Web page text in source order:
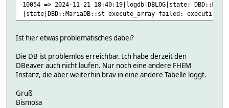
10054 => 2024-11-21 18:40:19|logdb|DBLOG|state:
|state|DBD::MariaDB::st execute_array failed: executing
Ist hier etwas problematisches dabei?
Die DB ist problemlos erreichbar. Ich habe derzeit den
DBeaver auch nicht laufen. Nur noch eine andere FHEM
Instanz, die aber weiterhin brav in eine andere Tabelle loggt.
Gruß
Bismosa